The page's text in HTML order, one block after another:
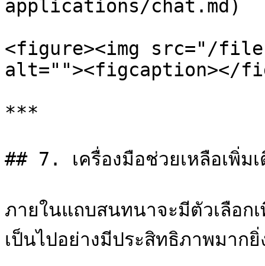
applications/chat.md)
<figure><img src="/
alt=""><figcaption></
***
## 7. เครื่องมือช่วยเหลือเพิ่
ภายในแถบสนทนาจะมีตัวเลือก
เป็นไปอย่างมีประสิทธิภาพมาก